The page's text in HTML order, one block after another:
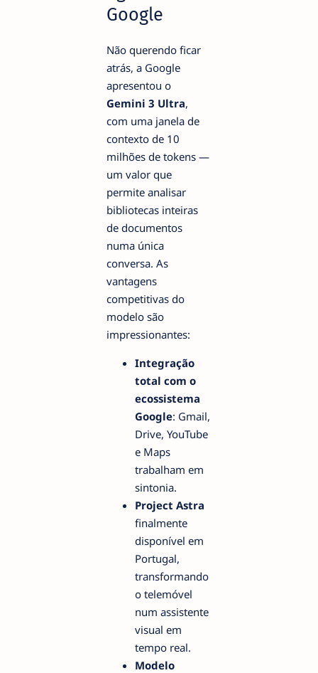
Google
Não querendo ficar
atrás, a Google
apresentou o
Gemini 3 Ultra,
com uma janela de
contexto de 10
milhões de tokens —
um valor que
permite analisar
bibliotecas inteiras
de documentos
numa única
conversa. As
vantagens
competitivas do
modelo são
impressionantes:
Integração
total com o
ecossistema
Google: Gmail,
Drive, YouTube
e Maps
trabalham em
sintonia.
Project Astra
finalmente
disponível em
Portugal,
transformando
o telemóvel
num assistente
visual em
tempo real.
Modelo